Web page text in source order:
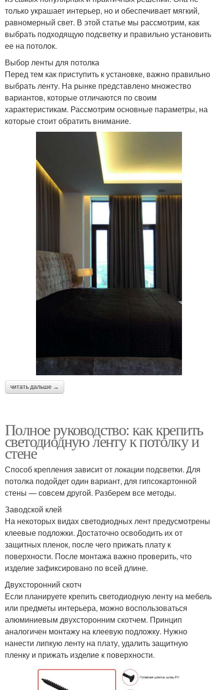
только украшает интерьер, но и обеспечивает мягкий,
равномерный свет. В этой статье мы рассмотрим, как
выбрать подходящую подсветку и правильно установить
ее на потолок.
Выбор ленты для потолка
Перед тем как приступить к установке, важно правильно
выбрать ленту. На рынке представлено множество
вариантов, которые отличаются по своим
характеристикам. Рассмотрим основные параметры, на
которые стоит обратить внимание.
читать дальше →
Полное руководство: как крепить
светодиодную ленту к потолку и
стене
Способ крепления зависит от локации подсветки. Для
потолка подойдет один вариант, для гипсокартонной
стены — совсем другой. Разберем все методы.
Заводской клей
На некоторых видах светодиодных лент предусмотрены
клеевые подложки. Достаточно освободить их от
защитных пленок, после чего прижать плату к
поверхности. После монтажа важно проверить, что
изделие зафиксировано по всей длине.
Двухсторонний скотч
Если планируете крепить светодиодную ленту на мебель
или предметы интерьера, можно воспользоваться
алюминиевым двухсторонним скотчем. Принцип
аналогичен монтажу на клеевую подложку. Нужно
нанести липкую ленту на плату, удалить защитную
пленку и прижать изделие к поверхности.